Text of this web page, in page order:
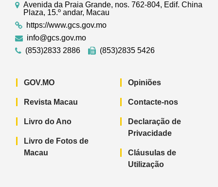
Avenida da Praia Grande, nos. 762-804, Edif. China
Plaza, 15.º andar, Macau
https://www.gcs.gov.mo
info@gcs.gov.mo
(853)2833 2886
(853)2835 5426
GOV.MO
Revista Macau
Livro do Ano
Livro de Fotos de
Macau
Opiniões
Contacte-nos
Declaração de
Privacidade
Cláusulas de
Utilização